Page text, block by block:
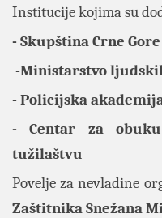
Institucije kojima su
- Skupština Crne Gore
-Ministarstvo
- Policijska
- Centar za
tužilaštvu
Povelje za nevladine
ZaštitnikaSnežana